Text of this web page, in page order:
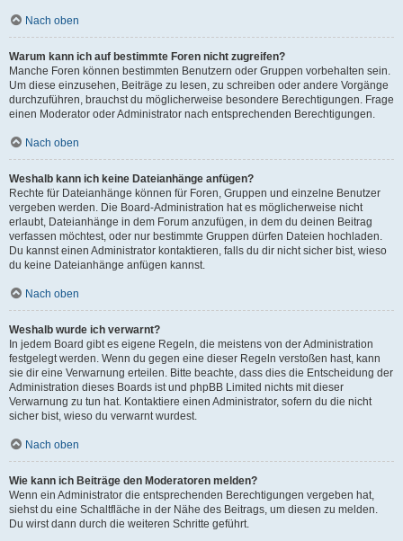
Nach oben
Warum kann ich auf bestimmte Foren nicht zugreifen?
Manche Foren können bestimmten Benutzern oder Gruppen vorbehalten sein.
Um diese einzusehen, Beiträge zu lesen, zu schreiben oder andere Vorgänge
durchzuführen, brauchst du möglicherweise besondere Berechtigungen. Frage
einen Moderator oder Administrator nach entsprechenden Berechtigungen.
Nach oben
Weshalb kann ich keine Dateianhänge anfügen?
Rechte für Dateianhänge können für Foren, Gruppen und einzelne Benutzer
vergeben werden. Die Board-Administration hat es möglicherweise nicht
erlaubt, Dateianhänge in dem Forum anzufügen, in dem du deinen Beitrag
verfassen möchtest, oder nur bestimmte Gruppen dürfen Dateien hochladen.
Du kannst einen Administrator kontaktieren, falls du dir nicht sicher bist, wieso
du keine Dateianhänge anfügen kannst.
Nach oben
Weshalb wurde ich verwarnt?
In jedem Board gibt es eigene Regeln, die meistens von der Administration
festgelegt werden. Wenn du gegen eine dieser Regeln verstoßen hast, kann
sie dir eine Verwarnung erteilen. Bitte beachte, dass dies die Entscheidung der
Administration dieses Boards ist und phpBB Limited nichts mit dieser
Verwarnung zu tun hat. Kontaktiere einen Administrator, sofern du die nicht
sicher bist, wieso du verwarnt wurdest.
Nach oben
Wie kann ich Beiträge den Moderatoren melden?
Wenn ein Administrator die entsprechenden Berechtigungen vergeben hat,
siehst du eine Schaltfläche in der Nähe des Beitrags, um diesen zu melden.
Du wirst dann durch die weiteren Schritte geführt.